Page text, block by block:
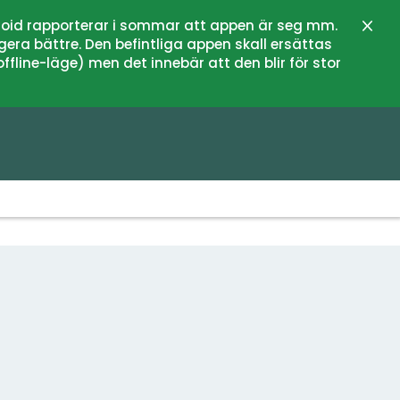
rapporterar i sommar att appen är seg mm.
bättre. Den befintliga appen skall ersättas
läge) men det innebär att den blir för stor